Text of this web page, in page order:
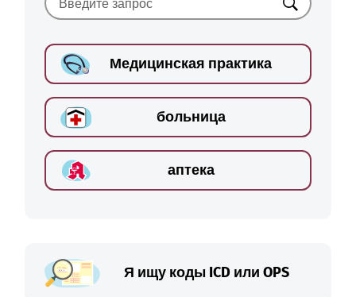
Искать
Медицинская практика
больница
аптека
Я ищу коды ICD или OPS